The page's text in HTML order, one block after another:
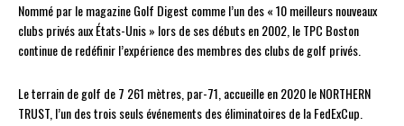
Nommé par le magazine Golf Digest comme l’un des « 10 meilleurs nouveaux
clubs privés aux États-Unis » lors de ses débuts en 2002, le TPC Boston
continue de redéfinir l’expérience des membres des clubs de golf privés.
Le terrain de golf de 7 261 mètres, par-71, accueille en 2020 le NORTHERN
TRUST, l’un des trois seuls événements des éliminatoires de la FedExCup.